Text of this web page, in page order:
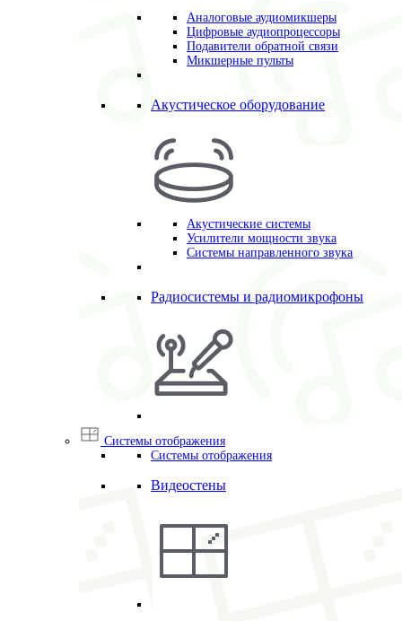
Аналоговые аудиомикшеры
Цифровые аудиопроцессоры
Подавители обратной связи
Микшерные пульты
Акустическое оборудование
Акустические системы
Усилители мощности звука
Системы направленного звука
Радиосистемы и радиомикрофоны
Системы отображения
Системы отображения
Видеостены